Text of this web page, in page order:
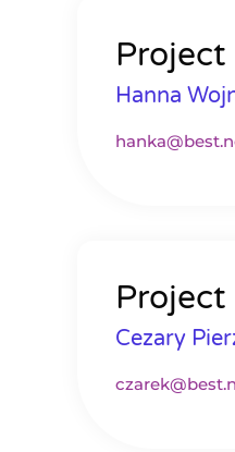
Hanna
Cezary